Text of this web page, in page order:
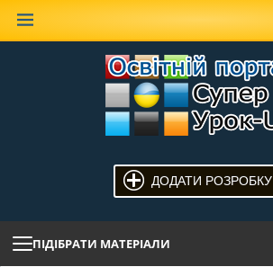
ДОДАТИ РОЗРОБКУ
ПІДІБРАТИ МАТЕРІАЛИ